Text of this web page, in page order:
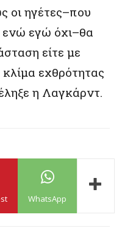
οι ηγέτες–που
ενώ εγώ όχι–θα
είτε με
κλίμα εχθρότητας
η Λαγκάρντ.
WhatsApp